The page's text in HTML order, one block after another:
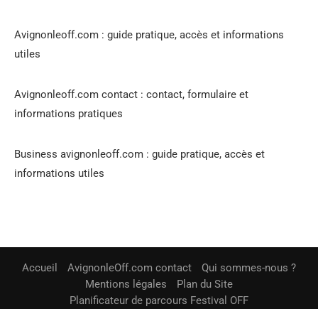
Avignonleoff.com : guide pratique, accès et informations
utiles
Avignonleoff.com contact : contact, formulaire et
informations pratiques
Business avignonleoff.com : guide pratique, accès et
informations utiles
Accueil AvignonleOff.com contact
Qui sommes-nous ?
Mentions légales
Plan du Site
Planificateur de parcours Festival OFF